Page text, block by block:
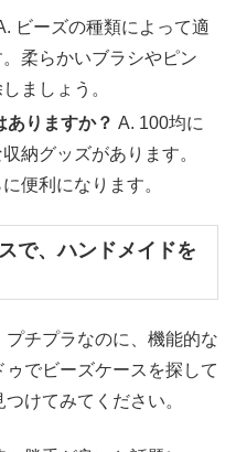
ビーズの種類によって適
柔らかいブラシやピン
ましょう。
ありますか？ A. 100均に
納グッズがあります。
便利になります。
で、ハンドメイドを
チプラなのに、機能的な
でビーズケースを探して
けてみてください。